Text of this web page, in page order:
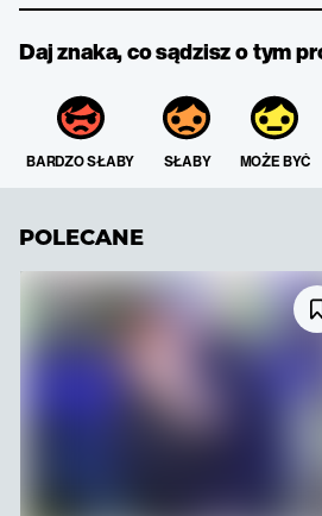
Daj znaka, co sądzisz o tym
BARDZO SŁABY SŁABY MOŻE BYĆ
POLECANE